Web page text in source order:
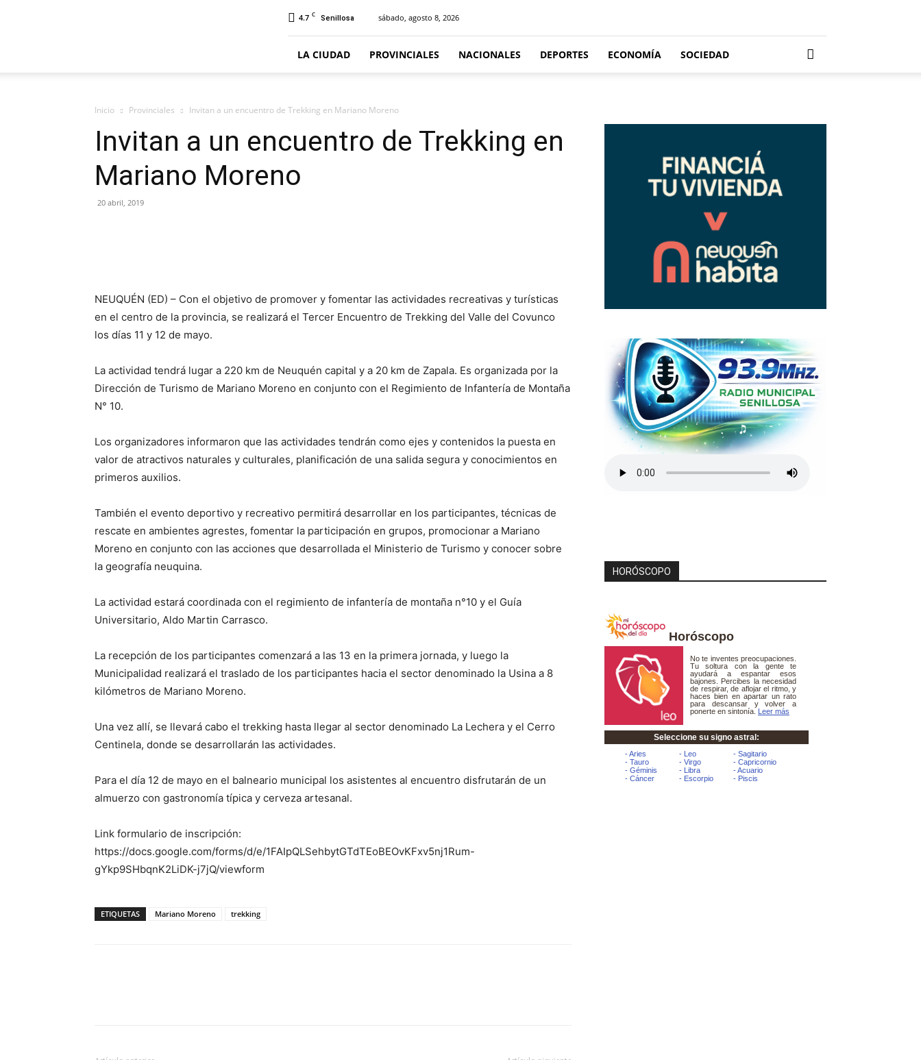
4.7 C Senillosa sábado, agosto 8, 2026
LA CIUDAD PROVINCIALES NACIONALES DEPORTES ECONOMÍA SOCIEDAD
Inicio Provinciales Invitan a un encuentro de Trekking en Mariano Moreno
Invitan a un encuentro de Trekking en
Mariano Moreno
20 abril, 2019
NEUQUÉN (ED) – Con el objetivo de promover y fomentar las actividades recreativas y turísticas
en el centro de la provincia, se realizará el Tercer Encuentro de Trekking del Valle del Covunco
los días 11 y 12 de mayo.
La actividad tendrá lugar a 220 km de Neuquén capital y a 20 km de Zapala. Es organizada por la
Dirección de Turismo de Mariano Moreno en conjunto con el Regimiento de Infantería de Montaña
N° 10.
Los organizadores informaron que las actividades tendrán como ejes y contenidos la puesta en
valor de atractivos naturales y culturales, planificación de una salida segura y conocimientos en
primeros auxilios.
También el evento deportivo y recreativo permitirá desarrollar en los participantes, técnicas de
rescate en ambientes agrestes, fomentar la participación en grupos, promocionar a Mariano
Moreno en conjunto con las acciones que desarrollada el Ministerio de Turismo y conocer sobre
la geografía neuquina.
La actividad estará coordinada con el regimiento de infantería de montaña n°10 y el Guía
Universitario, Aldo Martin Carrasco.
La recepción de los participantes comenzará a las 13 en la primera jornada, y luego la
Municipalidad realizará el traslado de los participantes hacia el sector denominado la Usina a 8
kilómetros de Mariano Moreno.
Una vez allí, se llevará cabo el trekking hasta llegar al sector denominado La Lechera y el Cerro
Centinela, donde se desarrollarán las actividades.
Para el día 12 de mayo en el balneario municipal los asistentes al encuentro disfrutarán de un
almuerzo con gastronomía típica y cerveza artesanal.
Link formulario de inscripción:
https://docs.google.com/forms/d/e/1FAIpQLSehbytGTdTEoBEOvKFxv5nj1Rum-
gYkp9SHbqnK2LiDK-j7jQ/viewform
ETIQUETAS Mariano Moreno trekking
HORÓSCOPO
Horóscopo